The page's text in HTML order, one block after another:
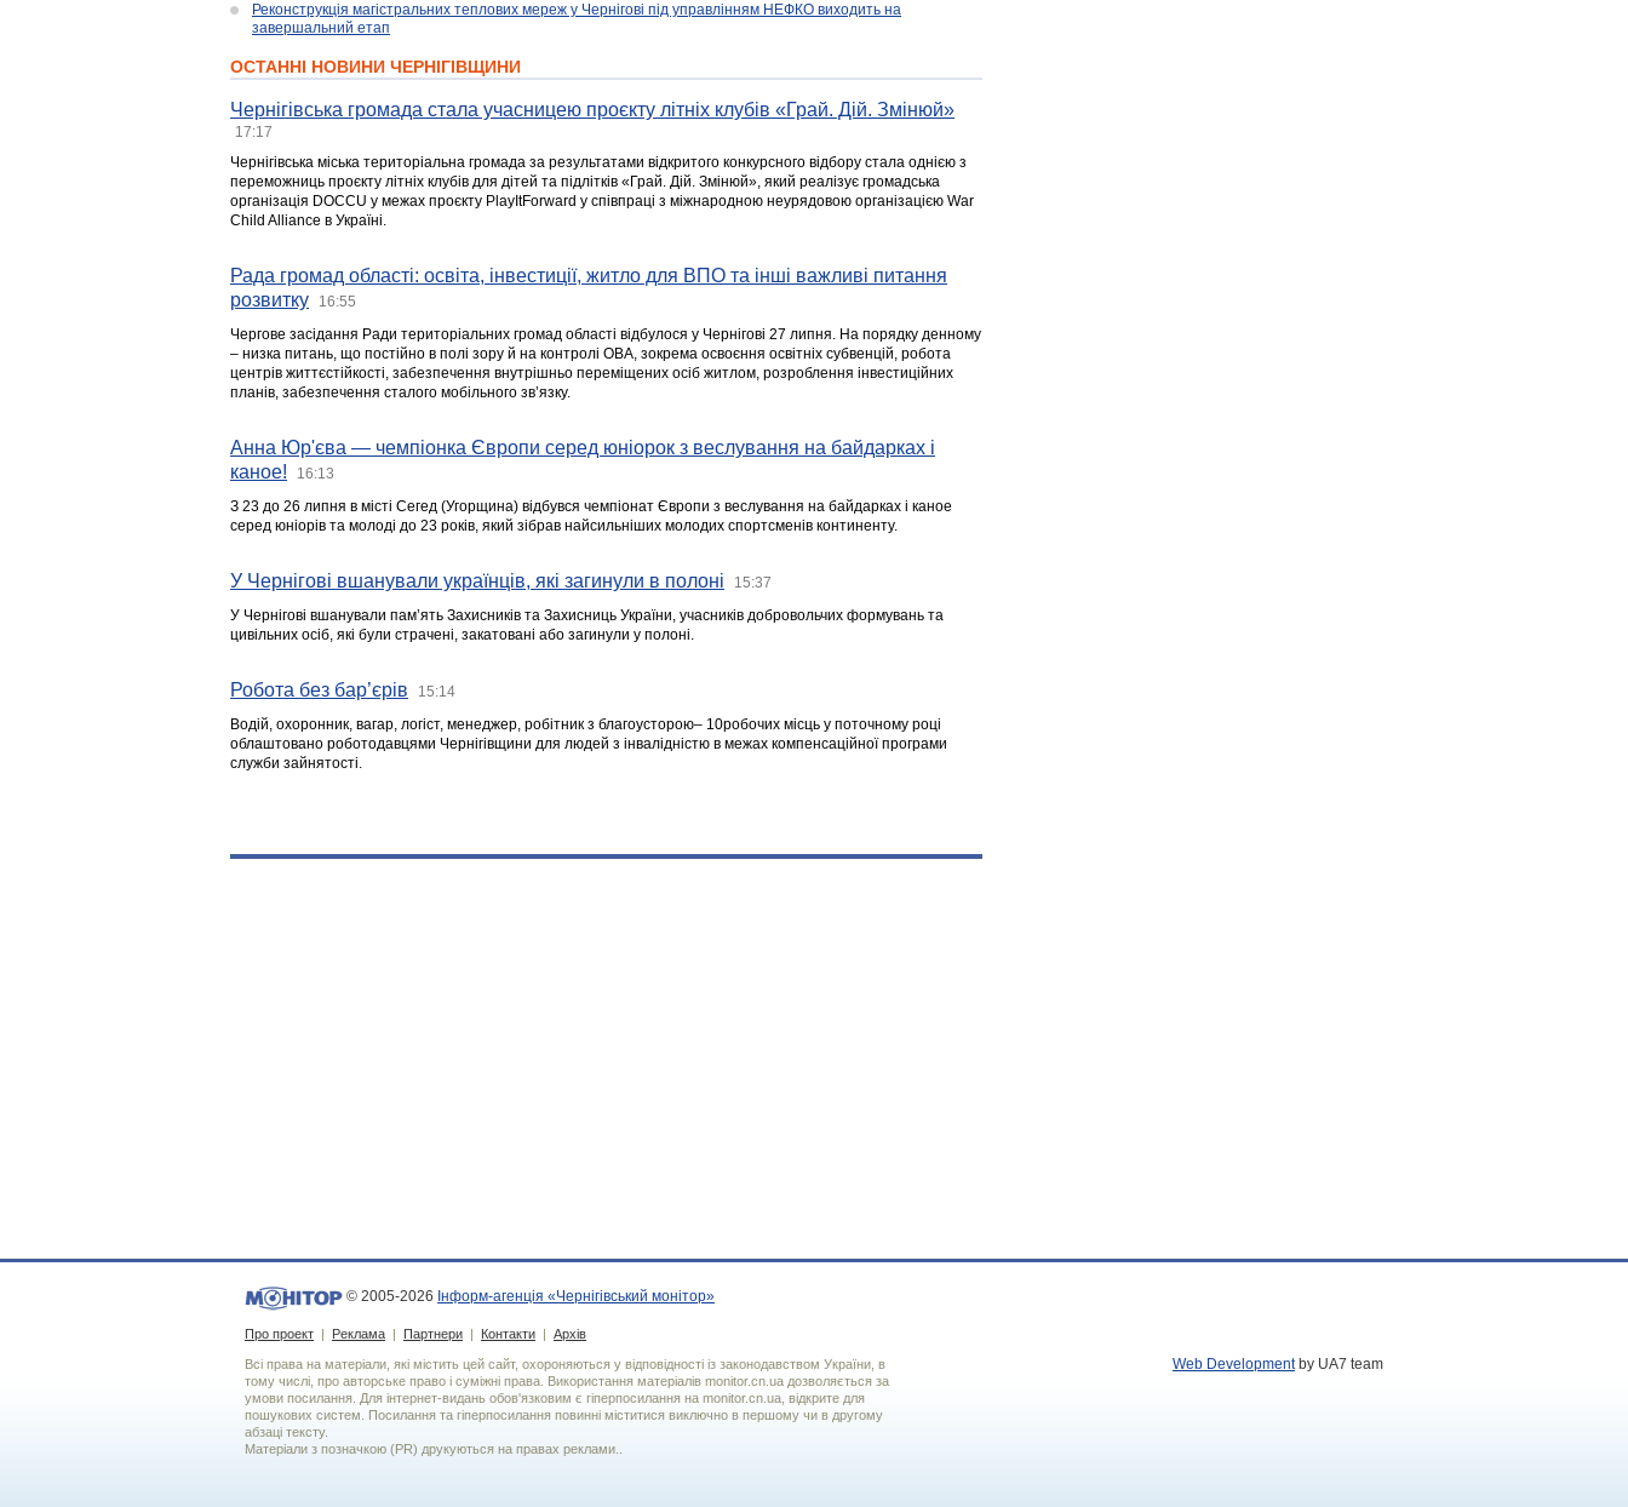
Реконструкція магістральних теплових мереж у Чернігові під управлінням НЕФКО виходить на
завершальний етап
ОСТАННІ НОВИНИ ЧЕРНІГІВЩИНИ
Чернігівська громада стала учасницею проєкту літніх клубів «Грай. Дій. Змінюй»
17:17
Чернігівська міська територіальна громада за результатами відкритого конкурсного відбору стала однією з
переможниць проєкту літніх клубів для дітей та підлітків «Грай. Дій. Змінюй», який реалізує громадська
організація DOCCU у межах проєкту PlayItForward у співпраці з міжнародною неурядовою організацією War
Child Alliance в Україні.
Рада громад області: освіта, інвестиції, житло для ВПО та інші важливі питання
розвитку
16:55
Чергове засідання Ради територіальних громад області відбулося у Чернігові 27 липня. На порядку денному
– низка питань, що постійно в полі зору й на контролі ОВА, зокрема освоєння освітніх субвенцій, робота
центрів життєстійкості, забезпечення внутрішньо переміщених осіб житлом, розроблення інвестиційних
планів, забезпечення сталого мобільного зв’язку.
Анна Юр'єва — чемпіонка Європи серед юніорок з веслування на байдарках і
каное!
16:13
З 23 до 26 липня в місті Сегед (Угорщина) відбувся чемпіонат Європи з веслування на байдарках і каное
серед юніорів та молоді до 23 років, який зібрав найсильніших молодих спортсменів континенту.
У Чернігові вшанували українців, які загинули в полоні 15:37
У Чернігові вшанували пам’ять Захисників та Захисниць України, учасників добровольчих формувань та
цивільних осіб, які були страчені, закатовані або загинули у полоні.
Робота без бар’єрів 15:14
Водій, охоронник, вагар, логіст, менеджер, робітник з благоусторою– 10робочих місць у поточному році
облаштовано роботодавцями Чернігівщини для людей з інвалідністю в межах компенсаційної програми
служби зайнятості.
© 2005-2026 Інформ-агенція «Чернігівський монітор»
Про проект | Реклама | Партнери | Контакти | Архів
Всі права на матеріали, які містить цей сайт, охороняються у відповідності із законодавством України, в
тому числі, про авторське право і суміжні права. Використання матерiалiв monitor.cn.ua дозволяється за
умови посилання. Для iнтернет-видань обов'язковим є гiперпосилання на monitor.cn.ua, відкрите для
пошукових систем. Посилання та гіперпосилання повинні міститися виключно в першому чи в другому
абзаці тексту.
Матеріали з позначкою (PR) друкуються на правах реклами..
Web Developmentby UA7 team